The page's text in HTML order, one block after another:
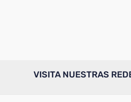
VISITA NUESTRAS